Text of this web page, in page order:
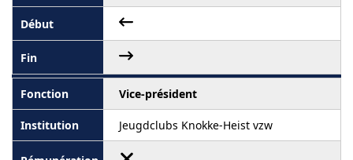
Vice-président
Jeugdclubs Knokke-Heist vzw